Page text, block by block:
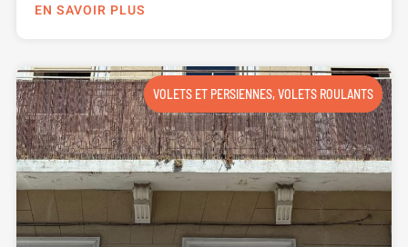
EN SAVOIR PLUS
VOLETS ET PERSIENNES,VOLETS ROULANTS